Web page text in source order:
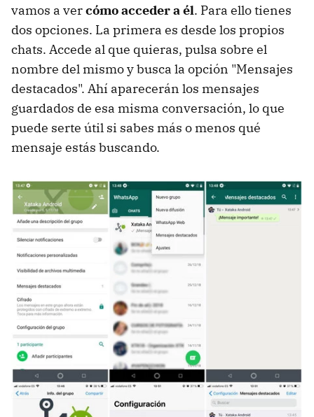
vamos a vercómo acceder a él. Para ello tienes
dos opciones. La primera es desde los propios
chats. Accede al que quieras, pulsa sobre el
nombre del mismo y busca la opción "Mensajes
destacados". Ahí aparecerán los mensajes
guardados de esa misma conversación, lo que
puede serte útil si sabes más o menos qué
mensaje estás buscando.